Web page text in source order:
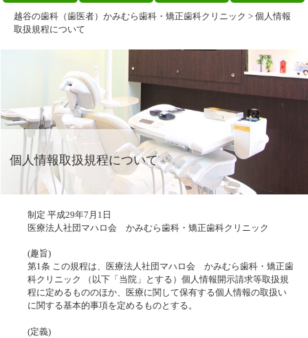
越谷の歯科（歯医者）かみむら歯科・矯正歯科クリニック > 個人情報
取扱規程について
個人情報取扱規程について
制定 平成29年7月1日
医療法人社団マハロ会 かみむら歯科・矯正歯科クリニック
(趣旨)
第1条 この規程は、医療法人社団マハロ会 かみむら歯科・矯正歯
科クリニック （以下「当院」とする）個人情報開示請求等取扱規
程に定めるもののほか、医療に関して保有する個人情報の取扱い
に関する基本的事項を定めるものとする。
(定義)